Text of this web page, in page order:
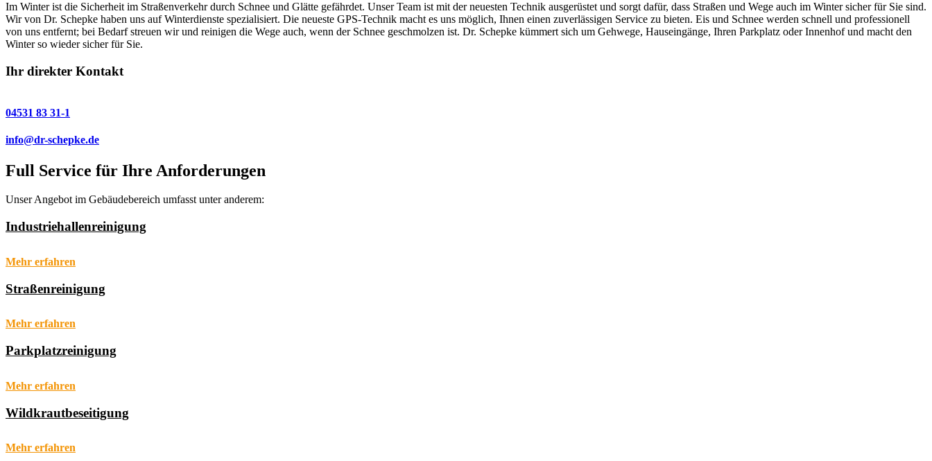
Im Winter ist die Sicherheit im Straßenverkehr durch Schnee und Glätte gefährdet. Unser Team ist mit der neuesten Technik ausgerüstet und sorgt dafür, dass Straßen und Wege auch im Winter sicher für Sie sind.
Wir von Dr. Schepke haben uns auf Winterdienste spezialisiert. Die neueste GPS-Technik macht es uns möglich, Ihnen einen zuverlässigen Service zu bieten. Eis und Schnee werden schnell und professionell
von uns entfernt; bei Bedarf streuen wir und reinigen die Wege auch, wenn der Schnee geschmolzen ist. Dr. Schepke kümmert sich um Gehwege, Hauseingänge, Ihren Parkplatz oder Innenhof und macht den
Winter so wieder sicher für Sie.
Ihr direkter Kontakt
04531 83 31-1
info@dr-schepke.de
Full Service für Ihre Anforderungen
Unser Angebot im Gebäudebereich umfasst unter anderem:
Industriehallenreinigung
Mehr erfahren
Straßenreinigung
Mehr erfahren
Parkplatzreinigung
Mehr erfahren
Wildkrautbeseitigung
Mehr erfahren